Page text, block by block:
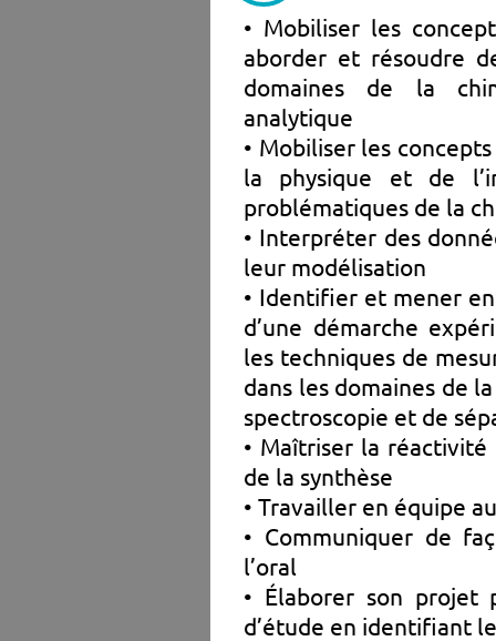
• Mobiliser les
aborder et résoudre
domaines de la
analytique
• Mobiliser les
la physique et de
problématiques de la
• Interpréter des
leur modélisation
• Identifier et mener
d’une démarche
les techniques de
dans les domaines de
spectroscopie et de
• Maîtriser la
de la synthèse
• Travailler en équipe
• Communiquer de
l’oral
• Élaborer son projet
d’étude en identifiant